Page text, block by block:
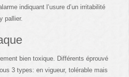
indiquant l’usure d’un irritabilité
pallier.
bien toxique. Différents éprouvé
3 types: en vigueur, tolérable mais